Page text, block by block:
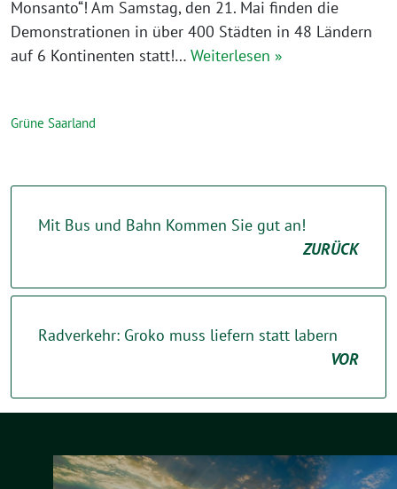
Monsanto“! Am Samstag, den 21. Mai finden die
Demonstrationen in über 400 Städten in 48 Ländern
auf 6 Kontinenten statt!… Weiterlesen »
Grüne Saarland
Mit Bus und Bahn Kommen Sie gut an!
ZURÜCK
Radverkehr: Groko muss liefern statt labern
VOR